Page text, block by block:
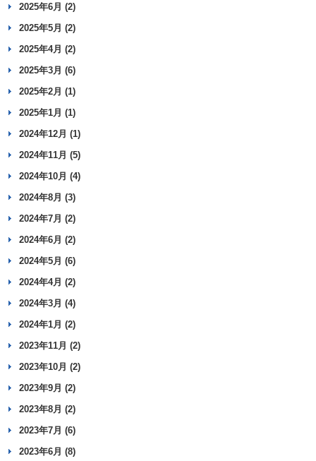
2025年6月 (2)
2025年5月 (2)
2025年4月 (2)
2025年3月 (6)
2025年2月 (1)
2025年1月 (1)
2024年12月 (1)
2024年11月 (5)
2024年10月 (4)
2024年8月 (3)
2024年7月 (2)
2024年6月 (2)
2024年5月 (6)
2024年4月 (2)
2024年3月 (4)
2024年1月 (2)
2023年11月 (2)
2023年10月 (2)
2023年9月 (2)
2023年8月 (2)
2023年7月 (6)
2023年6月 (8)